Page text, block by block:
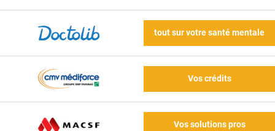
tout sur votre santé mentale
Vos crédits
Vos solutions pros